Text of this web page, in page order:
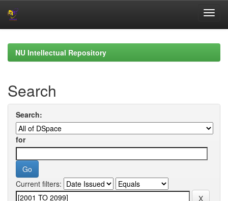
navigationNU Intellectual Repository
Search
Search:
for
Current filters: